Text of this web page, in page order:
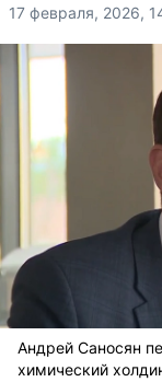
17 февраля, 2026,
Андрей Саносян
химический